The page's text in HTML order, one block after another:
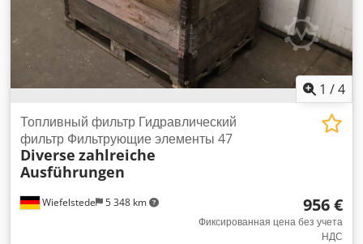
1 /4
Wiefelstede 5 348 km
Топливный фильтр Гидравлический
фильтр Фильтрующие элементы 47
Diverse zahlreiche
Ausführungen
956 €
Фиксированная цена без учета
НДС